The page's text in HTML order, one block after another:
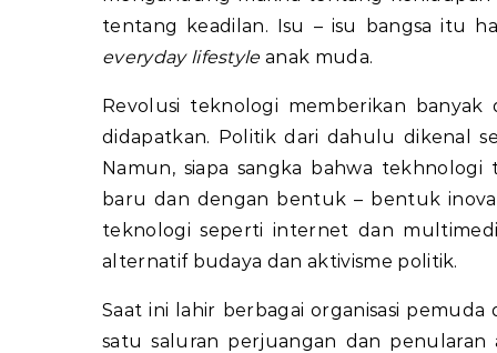
tentang keadilan. Isu – isu bangsa itu
everyday lifestyleanak muda.
Revolusi teknologi memberikan banyak
didapatkan. Politik dari dahulu dikenal
Namun, siapa sangka bahwa
baru dan dengan bentuk – bentuk
teknologi seperti internet dan
alternatif budaya dan aktivisme politik.
Saat ini lahir berbagai organisasi
satu saluran perjuangan dan penularan